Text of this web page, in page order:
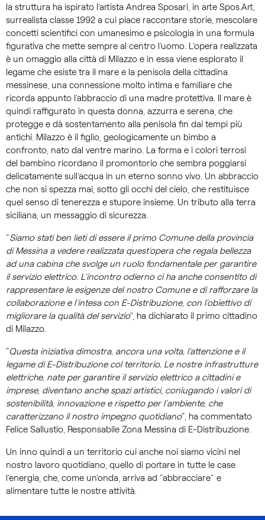
la struttura ha ispirato l’artista Andrea Sposari, in arte Spos.Art,
surrealista classe 1992 a cui piace raccontare storie, mescolare
concetti scientifici con umanesimo e psicologia in una formula
figurativa che mette sempre al centro l’uomo. L’opera realizzata
è un omaggio alla città di Milazzo e in essa viene esplorato il
legame che esiste tra il mare e la penisola della cittadina
messinese, una connessione molto intima e familiare che
ricorda appunto l’abbraccio di una madre protettiva. Il mare è
quindi raffigurato in questa donna, azzurra e serena, che
protegge e dà sostentamento alla penisola fin dai tempi più
antichi. Milazzo è il figlio, geologicamente un bimbo a
confronto, nato dal ventre marino. La forma e i colori terrosi
del bambino ricordano il promontorio che sembra poggiarsi
delicatamente sull’acqua in un eterno sonno vivo. Un abbraccio
che non si spezza mai, sotto gli occhi del cielo, che restituisce
quel senso di tenerezza e stupore insieme. Un tributo alla terra
siciliana, un messaggio di sicurezza.
“Siamo stati ben lieti di essere il primo Comune della provincia
di Messina a vedere realizzata quest’opera che regala bellezza
ad una cabina che svolge un ruolo fondamentale per garantire
il servizio elettrico. L’incontro odierno ci ha anche consentito di
rappresentare le esigenze del nostro Comune e di rafforzare la
collaborazione e l’intesa con E-Distribuzione, con l’obiettivo di
migliorare la qualità del servizio”, ha dichiarato il primo cittadino
di Milazzo.
"Questa iniziativa dimostra, ancora una volta, l’attenzione e il
legame di E-Distribuzione col territorio. Le nostre infrastrutture
elettriche, nate per garantire il servizio elettrico a cittadini e
imprese, diventano anche spazi artistici, coniugando i valori di
sostenibilità, innovazione e rispetto per l'ambiente, che
caratterizzano il nostro impegno quotidiano", ha commentato
Felice Sallustio, Responsabile Zona Messina di E-Distribuzione.
Un inno quindi a un territorio cui anche noi siamo vicini nel
nostro lavoro quotidiano, quello di portare in tutte le case
l’energia, che, come un’onda, arriva ad “abbracciare” e
alimentare tutte le nostre attività.